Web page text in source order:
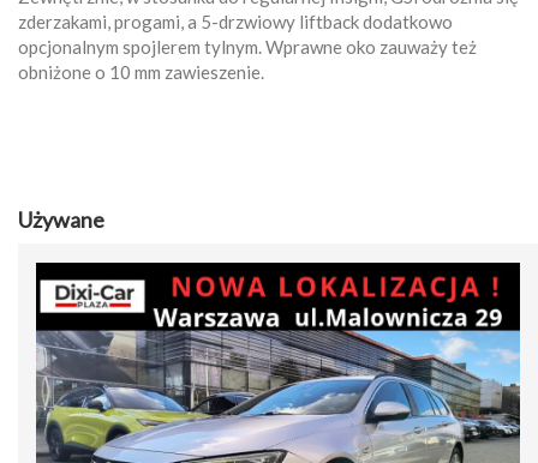
zderzakami, progami, a 5-drzwiowy liftback dodatkowo
opcjonalnym spojlerem tylnym. Wprawne oko zauważy też
obniżone o 10 mm zawieszenie.
Używane